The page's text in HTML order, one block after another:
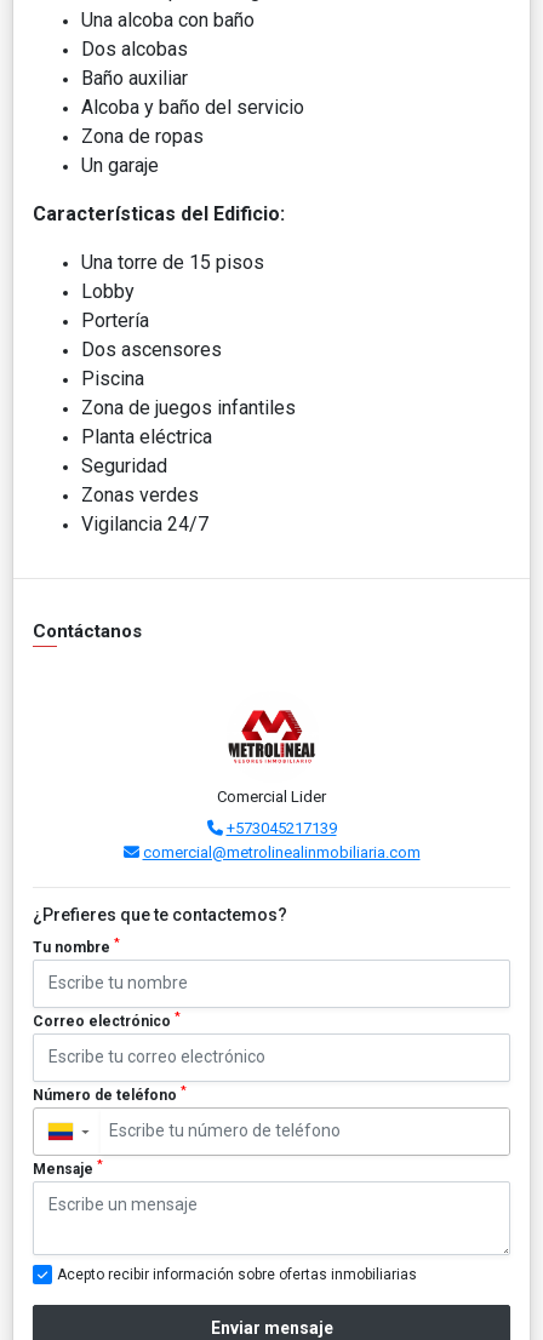
Una alcoba con baño
Dos alcobas
Baño auxiliar
Alcoba y baño del servicio
Zona de ropas
Un garaje
Características del Edificio:
Una torre de 15 pisos
Lobby
Portería
Dos ascensores
Piscina
Zona de juegos infantiles
Planta eléctrica
Seguridad
Zonas verdes
Vigilancia 24/7
Contáctanos
Comercial Lider
+573045217139
comercial@metrolinealinmobiliaria.com
¿Prefieres que te contactemos?
Tu nombre *
Correo electrónico *
Número de teléfono *
▼
Mensaje *
Acepto recibir información sobre ofertas inmobiliarias
Enviar mensaje